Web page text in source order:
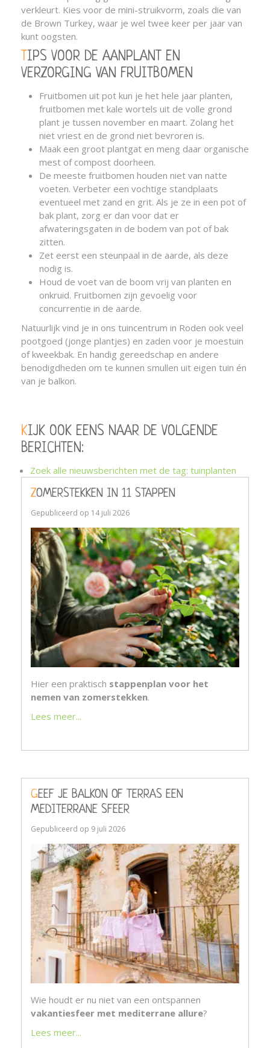
verkleurt. Kies voor de mini-struikvorm, zoals die van
de Brown Turkey, waar je wel twee keer per jaar van
kunt oogsten.
TIPS VOOR DE AANPLANT EN
VERZORGING VAN FRUITBOMEN
Fruitbomen uit pot kun je het hele jaar planten,
fruitbomen met kale wortels uit de volle grond
plant je tussen november en maart. Zolang het
niet vriest en de grond niet bevroren is.
Maak een groot plantgat en meng daar organische
mest of compost doorheen.
De meeste fruitbomen houden niet van natte
voeten. Verbeter een vochtige standplaats
eventueel met zand en grit. Als je ze in een pot of
bak plant, zorg er dan voor dat er
afwateringsgaten in de bodem van pot of bak
zitten.
Zet eerst een steunpaal in de aarde, als deze
nodig is.
Houd de voet van de boom vrij van planten en
onkruid. Fruitbomen zijn gevoelig voor
concurrentie in de aarde.
Natuurlijk vind je in ons tuincentrum in Roden ook veel
pootgoed (jonge plantjes) en zaden voor je moestuin
of kweekbak. En handig gereedschap en andere
benodigdheden om te kunnen smullen uit eigen tuin én
van je balkon.
KIJK OOK EENS NAAR DE VOLGENDE
BERICHTEN:
Zoek alle nieuwsberichten met de tag: tuinplanten
ZOMERSTEKKEN IN 11 STAPPEN
Gepubliceerd op 14 juli 2026
Hier een praktisch stappenplan voor het
nemen van zomerstekken.
Lees meer...
GEEF JE BALKON OF TERRAS EEN
MEDITERRANE SFEER
Gepubliceerd op 9 juli 2026
Wie houdt er nu niet van een ontspannen
vakantiesfeer met mediterrane allure?
Lees meer...